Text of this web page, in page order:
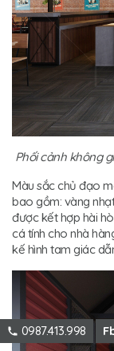
Phối cảnh không
Màu sắc chủ đạo
bao gồm: vàng
được kết hợp hài
cá tính cho nhà
kế hình tam giác
0987.413.998